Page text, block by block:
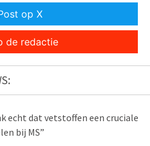
op X
de redactie
echt dat vetstoffen een cruciale
bij MS”